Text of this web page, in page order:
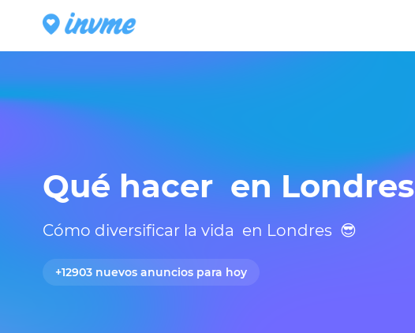
Qué hacer  en Londres
Cómo diversificar la vida  en Londres  😎
+12903 nuevos anuncios para hoy